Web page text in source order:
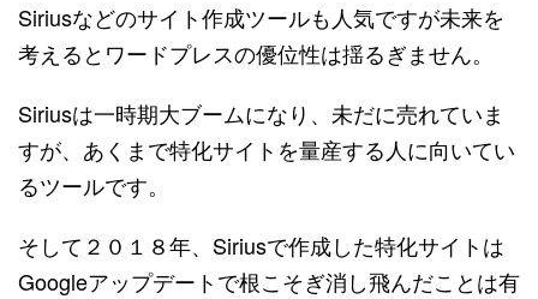
Siriusなどのサイト作成ツールも人気ですが未来を
考えるとワードプレスの優位性は揺るぎません。
Siriusは一時期大ブームになり、未だに売れていま
すが、あくまで特化サイトを量産する人に向いてい
るツールです。
そして２０１８年、Siriusで作成した特化サイトは
Googleアップデートで根こそぎ消し飛んだことは有